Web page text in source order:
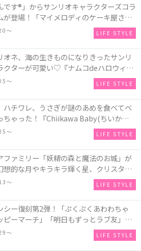
です®」からサンリオキャラクターズコラ
が登場！「マイメロディのケーキ屋さ
ニチュアハウス8種類と、「シナモロール
ーランド」などオルゴールで動く仕掛け
ドパズル2種類♪
〜 LIFE STYLE
オネ、海の生きものになりきったサンリ
クターが可愛い♡『ナムコdeハロウィン
メイドファンタジー～』全国のアミュー
設「ナムコ」「ナムコオンラインクレー
！
〜 LIFE STYLE
ハチワレ、うさぎが謎のあめを食べてベ
ちゃった！『Chiikawa Baby(ちいかわベ
事を全国14か所で開催！
〜 LIFE STYLE
ファミリー「妖精の森と魔法のお城」が
想的な月やキラキラ輝く星、クリスタル
がお城を彩る♡
〜 LIFE STYLE
シー復刻第2弾！「ぷくぷくあわわちゃ
ピーマーチ」「明日もずっとラブ友」な
ペンケース」や「遊べるメモ帳」が発売
〜 LIFE STYLE